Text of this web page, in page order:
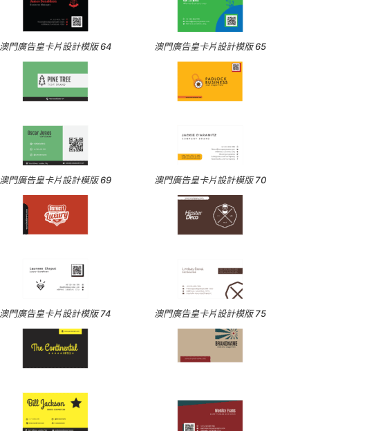
澳門廣告皇卡片設計模版 64 澳門廣告皇卡片設計模版 65
澳門廣告皇卡片設計模版 69 澳門廣告皇卡片設計模版 70
澳門廣告皇卡片設計模版 74 澳門廣告皇卡片設計模版 75